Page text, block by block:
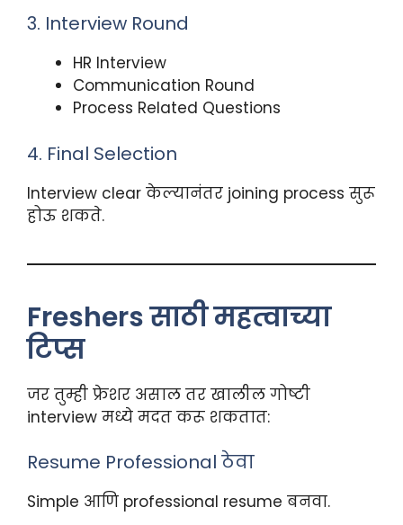
3. Interview Round
HR Interview
Communication Round
Process Related Questions
4. Final Selection
Interview clear केल्यानंतर joining process सुरू
होऊ शकते.
Freshers साठी महत्वाच्या
टिप्स
जर तुम्ही फ्रेशर असाल तर खालील गोष्टी
interview मध्ये मदत करू शकतात:
Resume Professional ठेवा
Simple आणि professional resume बनवा.